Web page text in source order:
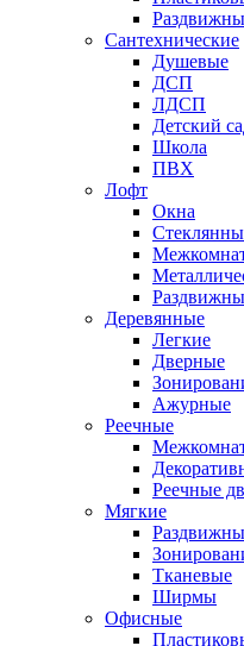
Сантехнические
Душевые
ДСП
ЛДСП
Детский
Школа
ПВХ
Лофт
Окна
Деревянные
Легкие
Дверные
Ажурные
Реечные
Реечные
Мягкие
Тканевые
Ширмы
Офисные